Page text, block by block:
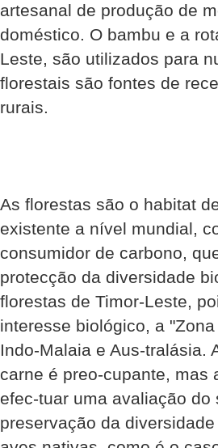
artesanal de produção de
doméstico. O bambu e a
Leste, são utilizados para
florestais são fontes de
rurais.
As florestas são o habitat
existente a nível mundial,
consumidor de carbono,
protecção da diversidade
florestas de Timor-Leste,
interesse biológico, a
Indo-Malaia e Aus-tralásia.
carne é preo-cupante, mas
efec-tuar uma avaliação
preservação da